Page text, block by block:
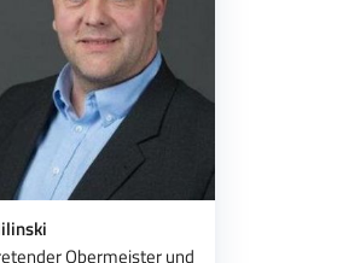
Obermeister und